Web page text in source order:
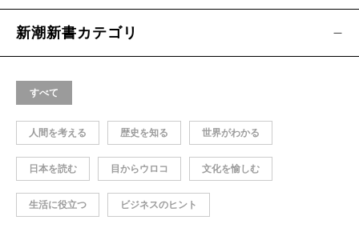
新潮新書カテゴリ
すべて
人間を考える 歴史を知る 世界がわかる
日本を読む 目からウロコ 文化を愉しむ
生活に役立つ ビジネスのヒント